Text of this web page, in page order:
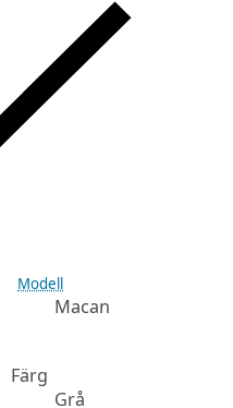
Modell
Macan
Färg
Grå